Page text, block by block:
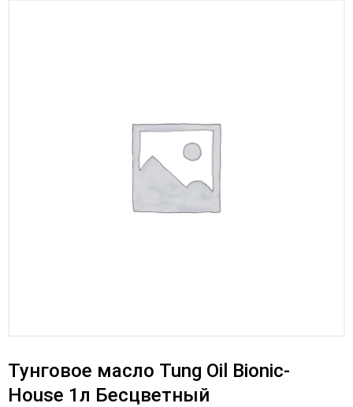
Тунговое масло Tung Oil Bionic-
House 1л Бесцветный